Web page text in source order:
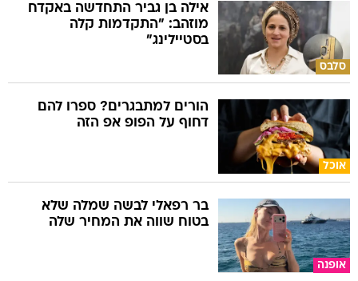
סלבס
אילה בן גביר התחדשה באקדח
מוזהב: "התקדמות קלה
בסטיילינג"
אוכל
הורים למתבגרים? ספרו להם
דחוף על הפופ אפ הזה
אופנה
בר רפאלי לבשה שמלה שלא
בטוח שווה את המחיר שלה